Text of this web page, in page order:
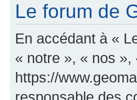
Le forum de
En accédant à «
« notre », « nos
https://